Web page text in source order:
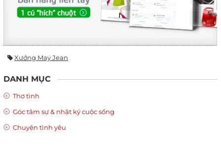
Xưởng May Jean
DANH MỤC
Thơ tình
Góc tâm sự & nhật ký cuộc sống
Chuyện tình yêu